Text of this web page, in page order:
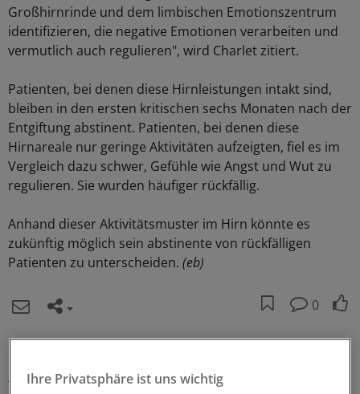
Großhirnrinde und dem limbischen Emotionszentrum
identifizieren, die negative Emotionen verarbeiten und
vermutlich auch regulieren", wird Charlet zitiert.
Patienten, bei denen diese Hirnleistungen intakt sind,
bleiben in den ersten kritischen sechs Monaten nach der
Entgiftung abstinent. Patienten, bei denen diese
Hirnareale nur geringe Aktivitäten aufzeigten, fiel es im
Vergleich dazu schwer, Gefühle wie Angst und Wut zu
regulieren. Sie wurden häufiger rückfällig.
Anhand dieser Aktivitätsmuster im Hirn könnte es
zukünftig möglich sein abstinente von rückfälligen
Patienten zu unterscheiden. (eb)
0
Suchtkrankheiten Neurologie/Psychiatrie
Ihre Privatsphäre ist uns wichtig